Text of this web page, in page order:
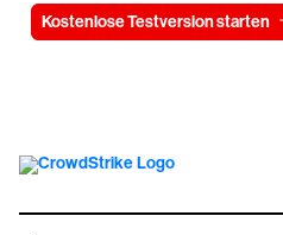
Kostenlose Testversion starten